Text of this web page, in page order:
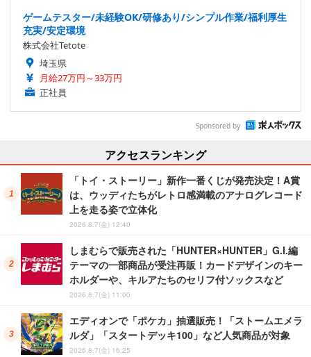
ゲームテスター/未経験OK/研修あり/シンプル作業/福利厚生
充実/安定環境
株式会社Tetote
埼玉県
月給27万円～33万円
正社員
Sponsored by
アクセスランキング
「トイ・ストーリー」新作一番くじが発売決定！A賞
は、ウッディたちがレトロ感満載のアナログレコード
上を走る姿で立体化
2026.8.7(金) 12:40
しまむらで販売された「HUNTER×HUNTER」G.I.編
テーマの一部商品が受注再販！カードデザインのキー
ホルダーや、キルアたちのセリフ付ソックスなど
2026.8.7(金) 11:00
エディオンで「ポケカ」抽選販売！「ストームエメラ
ルダ」「スタートデッキ100」など人気商品が対象
2026.8.7(金) 16:25